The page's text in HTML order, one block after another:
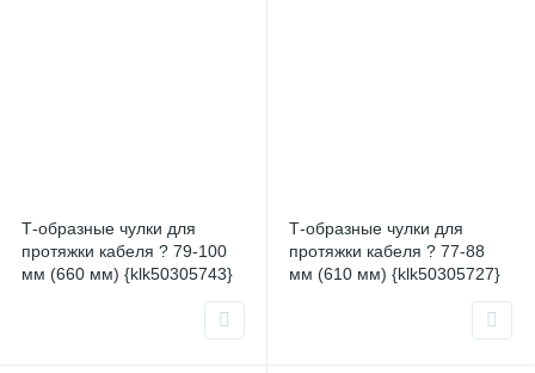
Т-образные чулки для
протяжки кабеля ? 79-100
мм (660 мм) {klk50305743}
Т-образные чулки для
протяжки кабеля ? 77-88
мм (610 мм) {klk50305727}